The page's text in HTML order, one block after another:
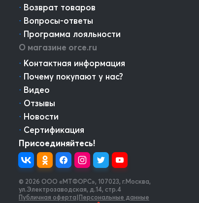
⋅ Возврат товаров
⋅ Вопросы-ответы
⋅ Программа лояльности
О магазине orce.ru
⋅ Контактная информация
⋅ Почему покупают у нас?
⋅ Видео
⋅ Отзывы
⋅ Новости
⋅ Сертификация
Присоединяйтесь!
© 2026 OOO «МТФОРС», 107023, г.Москва,
ул.Электрозаводская, д.14, стр.4
Публичная оферта|Персональные данные